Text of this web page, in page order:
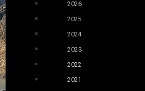
2026
2025
2024
2023
2022
2021